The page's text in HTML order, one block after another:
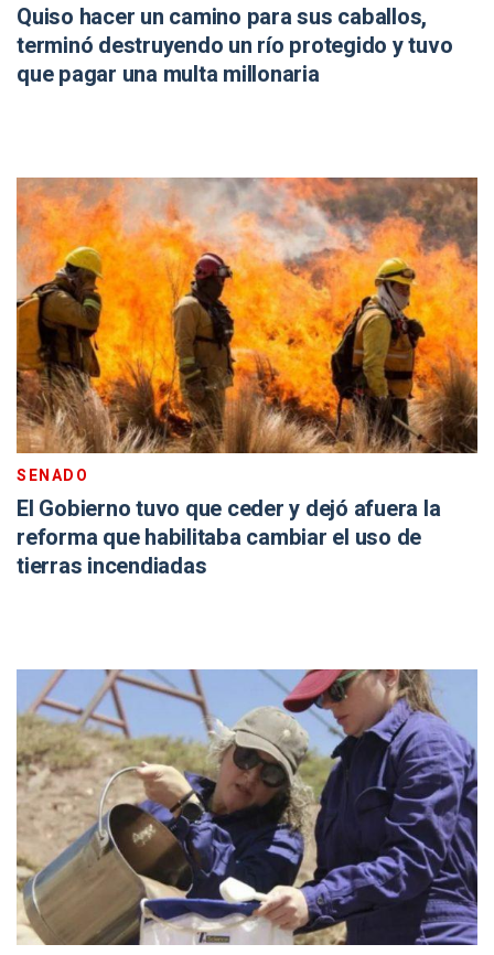
Quiso hacer un camino para sus caballos,
terminó destruyendo un río protegido y tuvo
que pagar una multa millonaria
SENADO
El Gobierno tuvo que ceder y dejó afuera la
reforma que habilitaba cambiar el uso de
tierras incendiadas